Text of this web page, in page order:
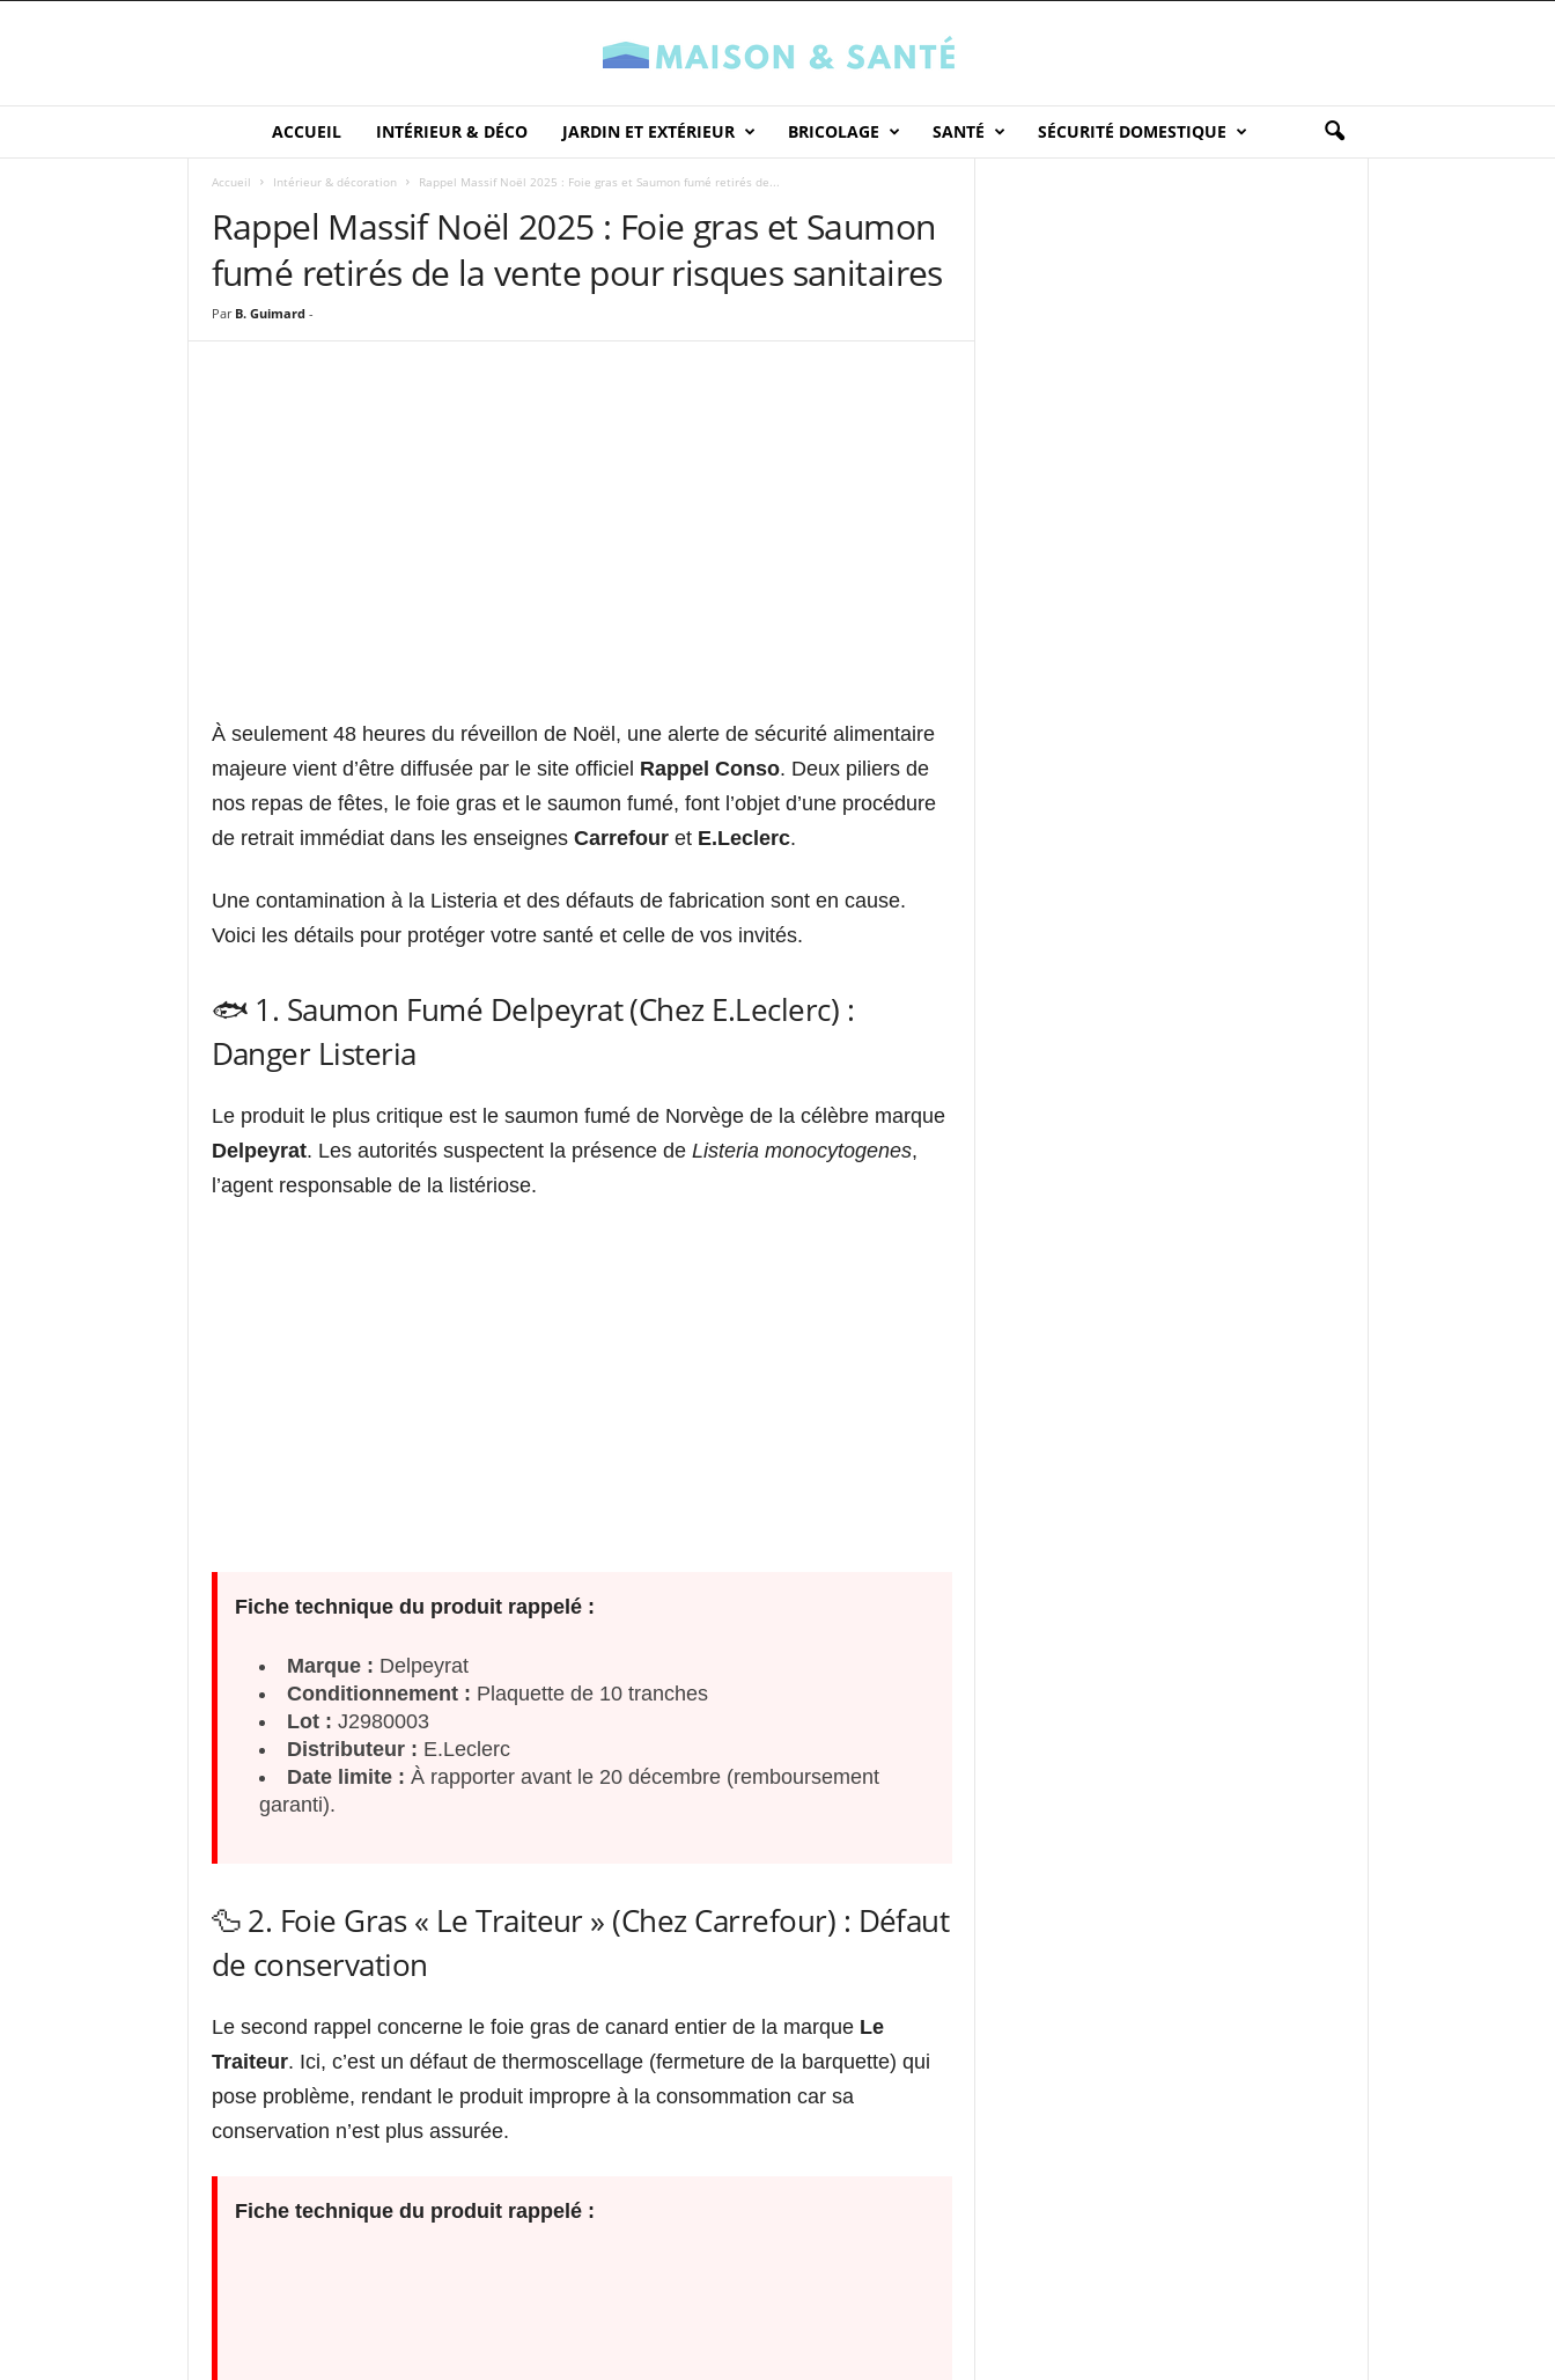
ACCUEIL INTÉRIEUR & DÉCO JARDIN ET EXTÉRIEUR BRICOLAGE SANTÉ SÉCURITÉ DOMESTIQUE
Accueil Intérieur & décoration Rappel Massif Noël 2025 : Foie gras et Saumon fumé retirés de...
Rappel Massif Noël 2025 : Foie gras et Saumon
fumé retirés de la vente pour risques sanitaires
Par B. Guimard-
À seulement 48 heures du réveillon de Noël, une alerte de sécurité alimentaire
majeure vient d’être diffusée par le site officiel Rappel Conso. Deux piliers de
nos repas de fêtes, le foie gras et le saumon fumé, font l’objet d’une procédure
de retrait immédiat dans les enseignes Carrefouret E.Leclerc.
Une contamination à la Listeria et des défauts de fabrication sont en cause.
Voici les détails pour protéger votre santé et celle de vos invités.
🐟 1. Saumon Fumé Delpeyrat (Chez E.Leclerc) :
Danger Listeria
Le produit le plus critique est le saumon fumé de Norvège de la célèbre marque
Delpeyrat. Les autorités suspectent la présence de Listeria monocytogenes,
l’agent responsable de la listériose.
Fiche technique du produit rappelé :
Marque : Delpeyrat
Conditionnement : Plaquette de 10 tranches
Lot : J2980003
Distributeur : E.Leclerc
Date limite : À rapporter avant le 20 décembre (remboursement
garanti).
🦆 2. Foie Gras « Le Traiteur » (Chez Carrefour) : Défaut
de conservation
Le second rappel concerne le foie gras de canard entier de la marque Le
Traiteur. Ici, c’est un défaut de thermoscellage (fermeture de la barquette) qui
pose problème, rendant le produit impropre à la consommation car sa
conservation n’est plus assurée.
Fiche technique du produit rappelé :